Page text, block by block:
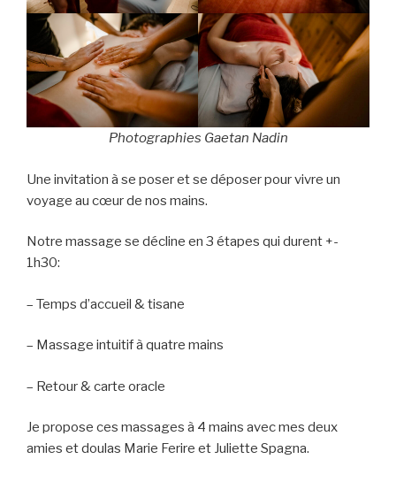
Photographies Gaetan Nadin
Une invitation à se poser et se déposer pour vivre un
voyage au cœur de nos mains.
Notre massage se décline en 3 étapes qui durent +-
1h30:
– Temps d’accueil & tisane
– Massage intuitif à quatre mains
– Retour & carte oracle
Je propose ces massages à 4 mains avec mes deux
amies et doulas Marie Ferire et Juliette Spagna.